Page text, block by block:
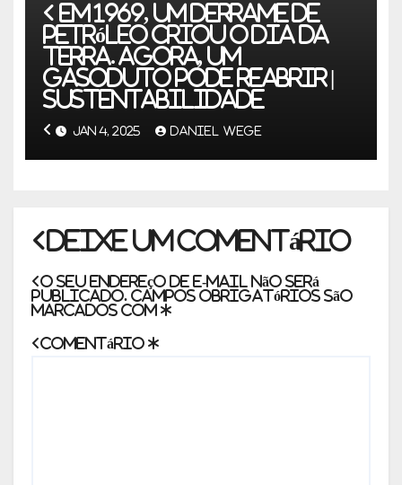
Em 1969, um derrame de
petróleo criou o Dia da
Terra. Agora, um
gasoduto pode reabrir |
Sustentabilidade
JAN 4, 2025 DANIEL WEGE
Deixe um comentário
O seu endereço de e-mail não será
publicado. Campos obrigatórios são
marcados com *
Comentário *